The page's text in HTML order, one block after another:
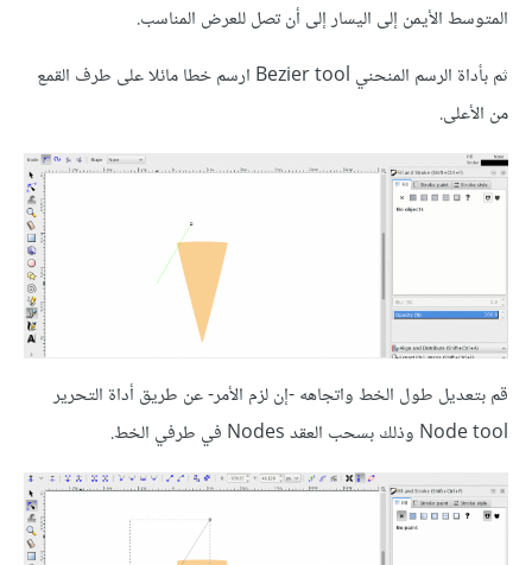
المتوسط الأيمن إلى اليسار إلى أن تصل للعرض المناسب.
ثم بأداة الرسم المنحني Bezier tool ارسم خطا مائلا على طرف القمع
من الأعلى.
قم بتعديل طول الخط واتجاهه -إن لزم الأمر- عن طريق أداة التحرير
Node tool وذلك بسحب العقد Nodes في طرفي الخط.